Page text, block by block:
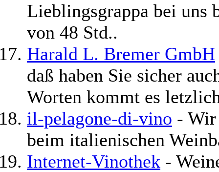
Lieblingsgrappa bei uns
von 48 Std..
Harald L. Bremer GmbH
daß haben Sie sicher
Worten kommt es
il-pelagone-di-vino - Wir
beim italienischen
Internet-Vinothek -